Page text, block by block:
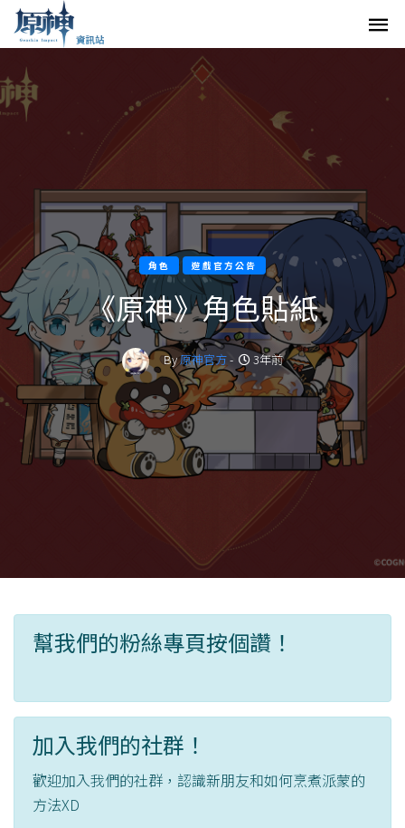
角色 遊戲官方公告
《原神》角色貼紙
By原神官方- 3年前
幫我們的粉絲專頁按個讚！
加入我們的社群！
歡迎加入我們的社群，認識新朋友和如何烹煮派蒙的
方法XD